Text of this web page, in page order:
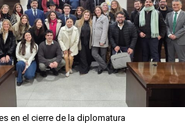
en el cierre de la diplomatura